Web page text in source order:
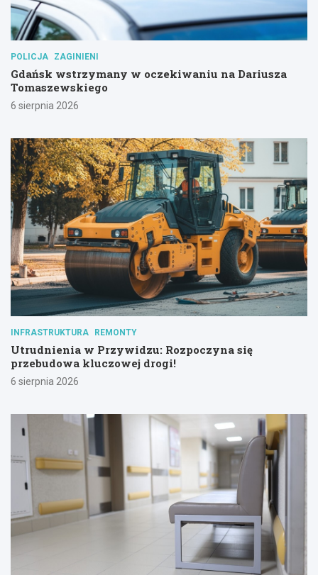
POLICJA ZAGINIENI
Gdańsk wstrzymany w oczekiwaniu na Dariusza
Tomaszewskiego
6 sierpnia 2026
INFRASTRUKTURA REMONTY
Utrudnienia w Przywidzu: Rozpoczyna się
przebudowa kluczowej drogi!
6 sierpnia 2026